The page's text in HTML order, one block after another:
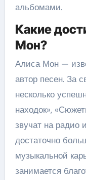
альбомами.
Какие
Мон?
Алиса Мон —
автор песен. За
несколько
находок»,
звучат на радио
достаточно
музыкальной
занимается